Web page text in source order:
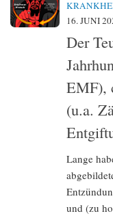
16. JUNI
Der
EMF),
(u.a.
Lange
und (zu